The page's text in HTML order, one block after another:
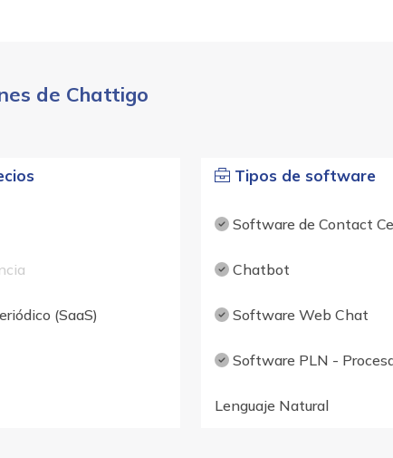
de Chattigo
(SaaS)
Tipos de software
Software de Contact
Chatbot
Software Web Chat
Software PLN -
Lenguaje Natural